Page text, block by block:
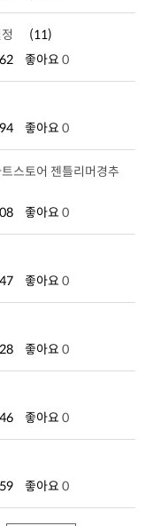
(11)
좋아요 0
좋아요 0
좋아요 0
좋아요 0
좋아요 0
좋아요 0
좋아요 0